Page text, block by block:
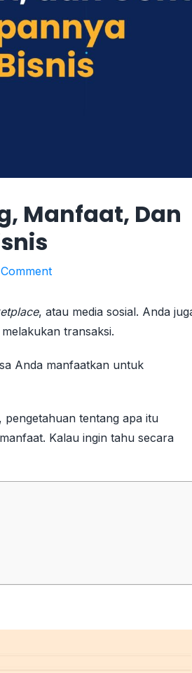
Manfaat, Dan
, atau media sosial. Anda
transaksi.
Anda manfaatkan untuk
pengetahuan tentang apa itu
Kalau ingin tahu secara